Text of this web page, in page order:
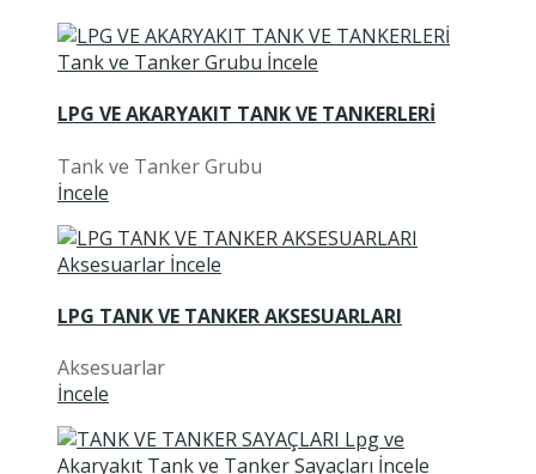
LPG VE AKARYAKIT TANK VE TANKERLERİ
Tank ve Tanker Grubu
İncele
LPG TANK VE TANKER AKSESUARLARI
Aksesuarlar
İncele